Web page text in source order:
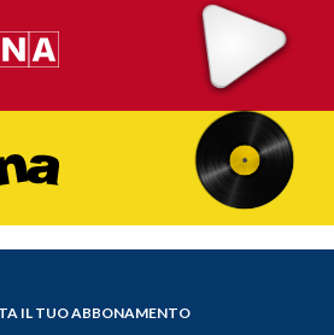
IL TUO ABBONAMENTO